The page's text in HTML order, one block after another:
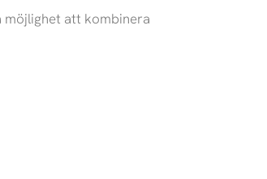
möjlighet att kombinera